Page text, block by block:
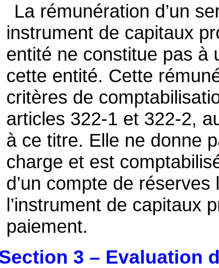
La rémunération d’un
instrument de capitaux
entité ne constitue pas à
cette entité. Cette
critères de
articles 322-1 et 322-2,
à ce titre. Elle ne donne
charge et est
d’un compte de
l’instrument de capitaux
paiement.
3 – Evaluation